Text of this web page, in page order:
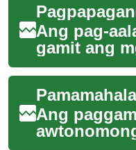
Ang pag-
gamit ang
isang
muling
modernong
Ang